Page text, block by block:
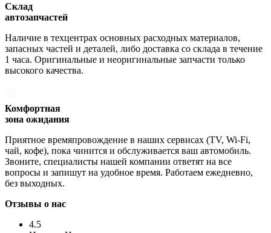
Склад
автозапчастей
Наличие в техцентрах основных расходных материалов,
запасных частей и деталей, либо доставка со склада в течение
1 часа. Оригинальные и неоригинальные запчасти только
высокого качества.
Комфортная
зона ожидания
Приятное времяпровождение в наших сервисах (TV, Wi-Fi,
чай, кофе), пока чинится и обслуживается ваш автомобиль.
Звоните, специалисты нашей компании ответят на все
вопросы и запишут на удобное время. Работаем ежедневно,
без выходных.
Отзывы о нас
4.5